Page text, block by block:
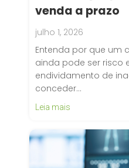
venda a prazo
julho 1, 2026
Entenda por que um
ainda pode ser risco
endividamento de
conceder…
Leia mais